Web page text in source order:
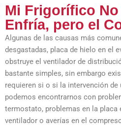
Mi Frigorífico
Enfría, pero el
Algunas de las causas más
desgastadas, placa de hielo en el
obstruye el ventilador de
bastante simples, sin embargo
requieren si o si la intervención de
podemos encontrarnos con
termostato, problemas en la placa
ventilador o averías en el